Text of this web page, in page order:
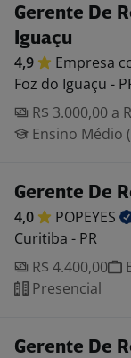
Gerente De
Iguaçu
4,9 Empresa
Foz do Iguaçu -
R$ 3.000,00 a
Ensino Médio
Gerente De
4,0
POPEYES
Curitiba - PR
R$ 4.400,00
Presencial
Gerente De